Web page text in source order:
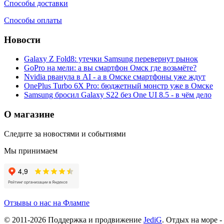
Способы доставки
Способы оплаты
Новости
Galaxy Z Fold8: утечки Samsung перевернут рынок
GoPro на мели: а вы смартфон Омск где возьмёте?
Nvidia рванула в AI - а в Омске смартфоны уже ждут
OnePlus Turbo 6X Pro: бюджетный монстр уже в Омске
Samsung бросил Galaxy S22 без One UI 8.5 - в чём дело
О магазине
Следите за новостями и событиями
Мы принимаем
Отзывы о нас на Флампе
© 2011-2026 Поддержка и продвижение JediG. Отдых на море -